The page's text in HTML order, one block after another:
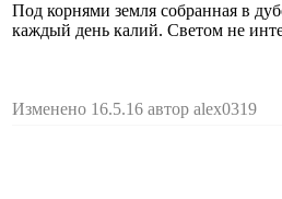
Под корнями земля собранная в
каждый день калий. Светом не
Изменено 16.5.16 автор alex0319